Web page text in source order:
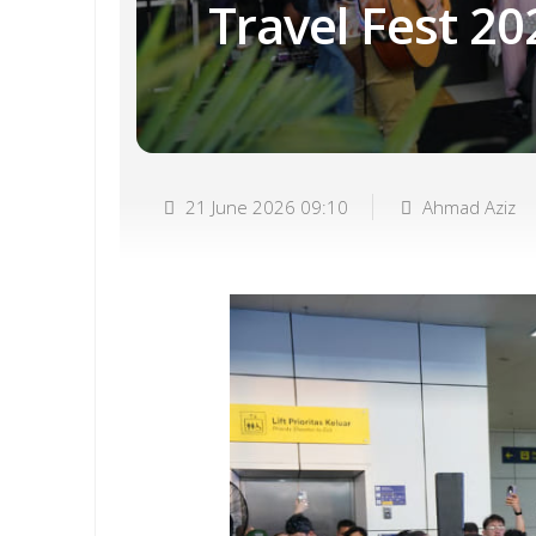
Travel Fest
21 June 2026 09:10 Ahmad Aziz